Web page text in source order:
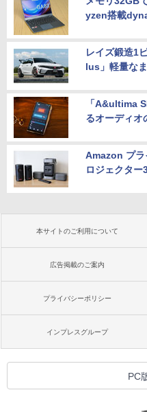
yzen搭載
レイズ鍛造1
lus」軽量な
「A&ultima
るオーディオ
Amazon プラ
ロジェクター
本サイトのご利用について
広告掲載のご案内
プライバシーポリシー
インプレスグループ
PC